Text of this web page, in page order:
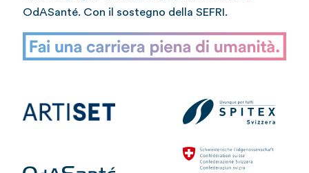
OdASanté. Con il sostegno della SEFRI.